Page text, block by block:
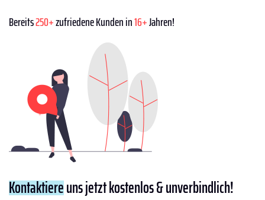
Bereits250+zufriedene Kunden in16+Jahren!
Kontaktiereuns jetzt kostenlos & unverbindlich!